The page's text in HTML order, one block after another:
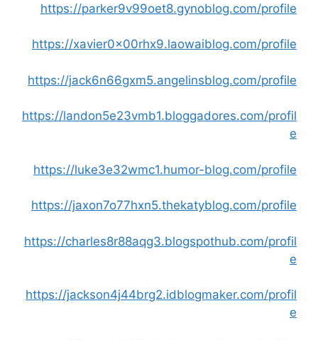
https://parker9v99oet8.gynoblog.com/profile
https://xavier0x00rhx9.laowaiblog.com/profile
https://jack6n66gxm5.angelinsblog.com/profile
https://landon5e23vmb1.bloggadores.com/profil
e
https://luke3e32wmc1.humor-blog.com/profile
https://jaxon7o77hxn5.thekatyblog.com/profile
https://charles8r88aqg3.blogspothub.com/profil
e
https://jackson4j44brg2.idblogmaker.com/profil
e